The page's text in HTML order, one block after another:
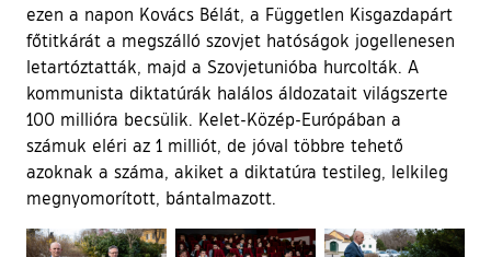
ezen a napon Kovács Bélát, a Független Kisgazdapárt
főtitkárát a megszálló szovjet hatóságok jogellenesen
letartóztatták, majd a Szovjetunióba hurcolták. A
kommunista diktatúrák halálos áldozatait világszerte
100 millióra becsülik. Kelet-Közép-Európában a
számuk eléri az 1 milliót, de jóval többre tehető
azoknak a száma, akiket a diktatúra testileg, lelkileg
megnyomorított, bántalmazott.
Ugrás a galéria utánra